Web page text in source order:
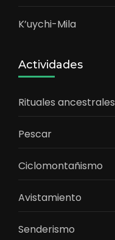
K’uychi-Mila
Actividades
Rituales ancestrales
Pescar
Ciclomontañismo
Avistamiento
Senderismo